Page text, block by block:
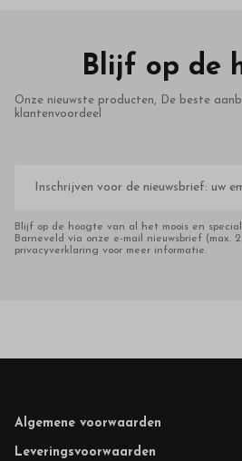
Blijf op de
Onze nieuwste producten, De beste
klantenvoordeel
mailadres
Blijf op de hoogte van al het moois en
Barneveld via onze e-mail nieuwsbrief (max.
privacyverklaring voor meer informatie.
Footer
Algemene voorwaarden
Leveringsvoorwaarden